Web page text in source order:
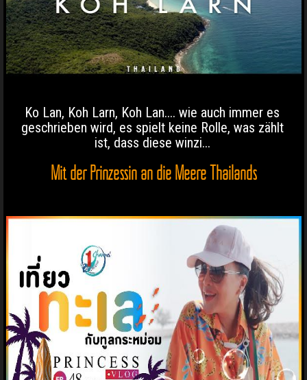
Ko Lan, Koh Larn, Koh Lan.... wie auch immer es
geschrieben wird, es spielt keine Rolle, was zählt
ist, dass diese winzi...
Mit der Prinzessin an die Meere Thailands